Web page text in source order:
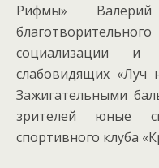
Рифмы»
социализации и
слабовидящих «Луч
Зажигательными
зрителей юные
спортивного клуба